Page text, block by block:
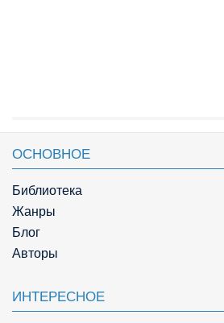
ОСНОВНОЕ
Библиотека
Жанры
Блог
Авторы
ИНТЕРЕСНОЕ